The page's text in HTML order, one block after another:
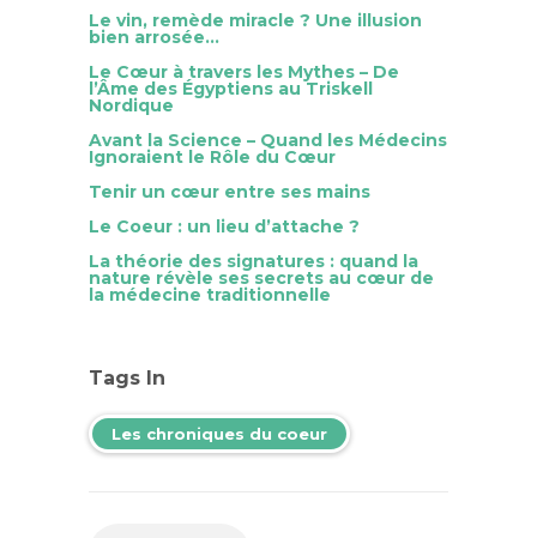
Le vin, remède miracle ? Une illusion
bien arrosée…
Le Cœur à travers les Mythes – De
l’Âme des Égyptiens au Triskell
Nordique
Avant la Science – Quand les Médecins
Ignoraient le Rôle du Cœur
Tenir un cœur entre ses mains
Le Coeur : un lieu d’attache ?
La théorie des signatures : quand la
nature révèle ses secrets au cœur de
la médecine traditionnelle
Tags In
Les chroniques du coeur